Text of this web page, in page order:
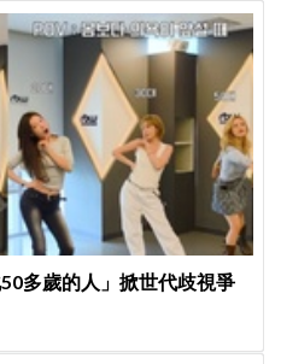
多歲的人」掀世代歧視爭